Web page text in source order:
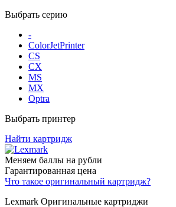
Выбрать серию
-
ColorJetPrinter
CS
CX
MS
MX
Optra
Выбрать принтер
Найти картридж
Меняем баллы на рубли
Гарантированная цена
Что такое оригинальный картридж?
Lexmark Оригинальные картриджи